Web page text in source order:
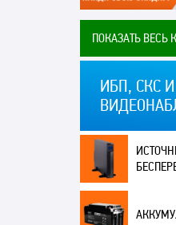
ПОКАЗАТЬ ВЕСЬ
ИБП, СКС И